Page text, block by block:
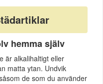
hemma själv
är alkalihaltigt eller
matta ytan. Undvik
de som du använder